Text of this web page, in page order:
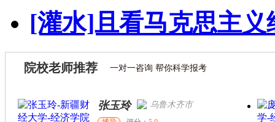
[灌水]且看马克思主义
院校老师推荐 一对一咨询 帮你科学报考
张玉玲 乌鲁木齐市